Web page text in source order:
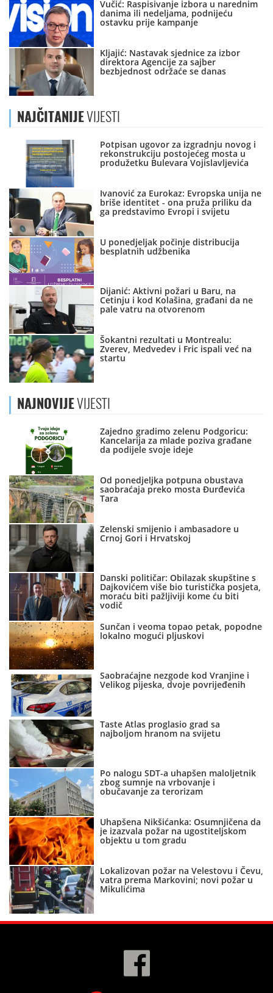
Vučić: Raspisivanje izbora u narednim
danima ili nedeljama, podnijeću
ostavku prije kampanje
Kljajić: Nastavak sjednice za izbor
direktora Agencije za sajber
bezbjednost održaće se danas
NAJČITANIJEVIJESTI
Potpisan ugovor za izgradnju novog i
rekonstrukciju postojećeg mosta u
produžetku Bulevara Vojislavljevića
Ivanović za Eurokaz: Evropska unija ne
briše identitet - ona pruža priliku da
ga predstavimo Evropi i svijetu
U ponedjeljak počinje distribucija
besplatnih udžbenika
Dijanić: Aktivni požari u Baru, na
Cetinju i kod Kolašina, građani da ne
pale vatru na otvorenom
Šokantni rezultati u Montrealu:
Zverev, Medvedev i Fric ispali već na
startu
NAJNOVIJEVIJESTI
Zajedno gradimo zelenu Podgoricu:
Kancelarija za mlade poziva građane
da podijele svoje ideje
Od ponedjeljka potpuna obustava
saobraćaja preko mosta Đurđevića
Tara
Zelenski smijenio i ambasadore u
Crnoj Gori i Hrvatskoj
Danski političar: Obilazak skupštine s
Dajkovićem više bio turistička posjeta,
moraću biti pažljiviji kome ću biti
vodič
Sunčan i veoma topao petak, popodne
lokalno mogući pljuskovi
Saobraćajne nezgode kod Vranjine i
Velikog pijeska, dvoje povrijeđenih
Taste Atlas proglasio grad sa
najboljom hranom na svijetu
Po nalogu SDT-a uhapšen maloljetnik
zbog sumnje na vrbovanje i
obučavanje za terorizam
Uhapšena Nikšićanka: Osumnjičena da
je izazvala požar na ugostiteljskom
objektu u tom gradu
Lokalizovan požar na Velestovu i Čevu,
vatra prema Markovini; novi požar u
Mikulićima